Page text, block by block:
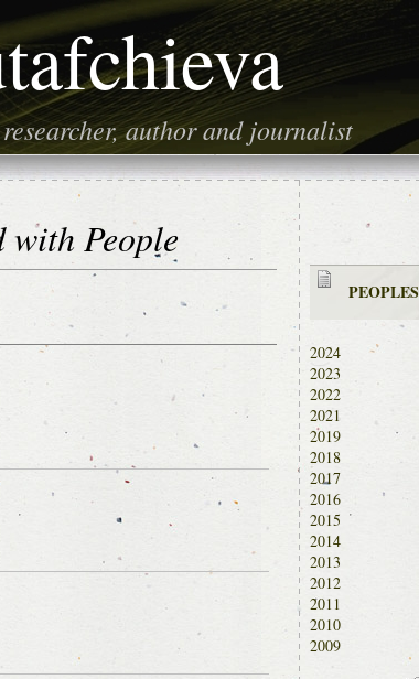
author and journalist
People
PEOPLES
2024
2023
2022
2021
2019
2018
2017
2016
2015
2014
2013
2012
2011
2010
2009